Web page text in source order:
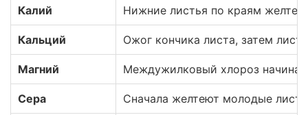
Калий Нижние листья по краям
Кальций Ожог кончика листа, затем
Магний Междужилковый хлороз
Сера Сначала желтеют молодые